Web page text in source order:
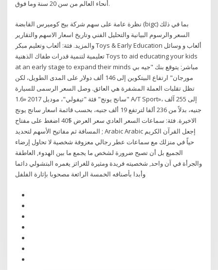
أنحاء العالم من سن 20 سنة وما فوق.
نظرة عامة على سهم شركة بيج كوميرس القابضة (bigc) بما في ذلك
السعر والرسوم البيانية والتحليل الفني وتاريخ اسعار الاسهم والتقارير
والمزيد. فئة: ألعاب وتعليم مبكر Toys & Early Education ألعاب و وسائل
تعليمية لتنمية قدرات طفاك الذهنية Toys to aid educating your kids
at an early stage to expand their minds مباشر: يتوقع بنك "جيه بي
مورجان" ارتفاع البيتكوين إلى 146 ألف دولار على المدى الطويل، لكن
تظل تقلبات العملة المشفرة هي العائق. وصل السعر الرسمى للسيارة
"سانج يونج" فئة "تيفولي"، موديل 2017 «1.6 A/T Sport»، إلى 255 آلف
جنيه، بدلاً من 236 ألفا لترتفع 19 ألف جنيه، بحسب قائمة اسعار سانج يونج
الاخيرة. فئة: سماعات السعر العادي سعر العرض $40 اضغط على مفتاح
المسافة ثم مفاتيح الأسهم لتحديد ; Arabic Arabic إجعل القرآن الكريم
حياً في منزلك مع سماعات عطر رجالي معزوفة شخصية لا تحاول إرضاء
الجميع بل أن تصبح ضرورة لشخص ما يجمع ما بين الهدوء, العاطفة
والجرأة في آن واحد, شخصيته فريدة ومثيرة للغرائز يغمره البتشولي دائما
وأبدا بأصنافه الخمسة الرائعة مصحوبا بإثارة الفلفل